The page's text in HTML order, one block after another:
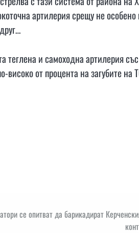
артилерия срещу не
теглена и самоходна артилерия
високо от процента на загубите на
се опитват да барикадират